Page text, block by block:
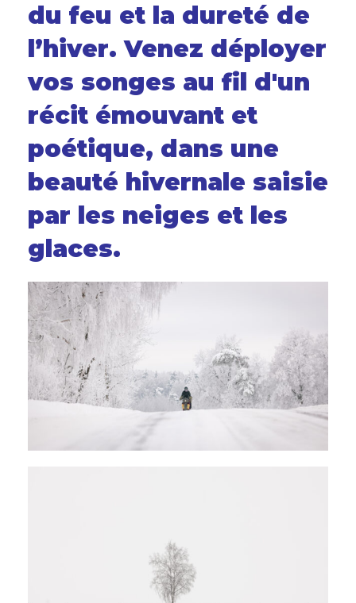
du feu et la dureté de
l’hiver. Venez déployer
vos songes au fil d'un
récit émouvant et
poétique, dans une
beauté hivernale saisie
par les neiges et les
glaces.